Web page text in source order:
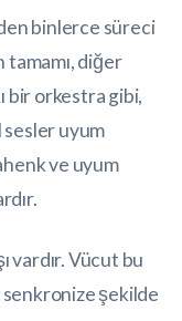
binlerce süreci
tamamı, diğer
bir orkestra gibi,
sesler uyum
ve uyum
vardır. Vücut bu
şekilde